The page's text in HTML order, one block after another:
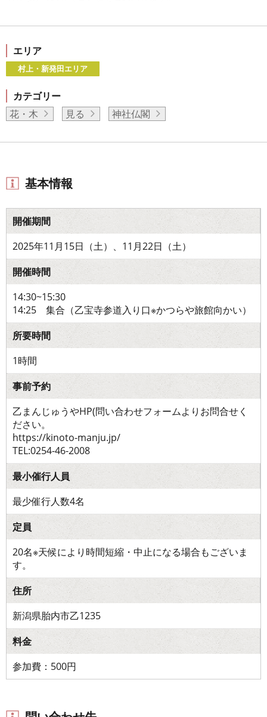
エリア
村上・新発田エリア
カテゴリー
花・木
見る 神社仏閣
基本情報
開催期間
2025年11月15日（土）、11月22日（土）
開催時間
14:30~15:30
14:25 集合（乙宝寺参道入り口※かつらや旅館向かい）
所要時間
1時間
事前予約
乙まんじゅうやHP(問い合わせフォームよりお問合せく
ださい。
https://kinoto-manju.jp/
TEL:0254-46-2008
最小催行人員
最少催行人数4名
定員
20名※天候により時間短縮・中止になる場合もございま
す。
住所
新潟県胎内市乙1235
料金
参加費：500円